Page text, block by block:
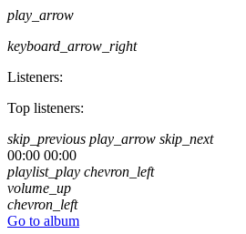
play_arrow
keyboard_arrow_right
Listeners:
Top listeners:
skip_previous play_arrow skip_next
00:00 00:00
playlist_play chevron_left
volume_up
chevron_left
Go to album